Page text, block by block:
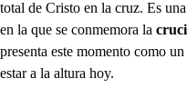
total de Cristo en la cruz. Es
en la que se conmemora la
presenta este momento como
estar a la altura hoy.